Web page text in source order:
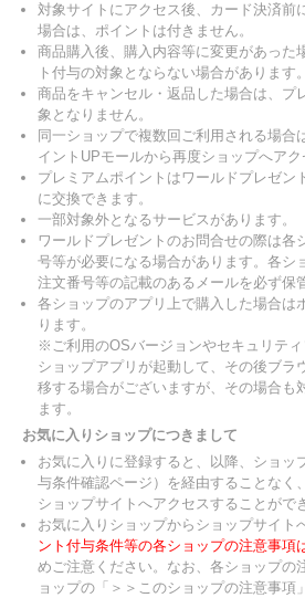
対象サイトにアクセス後、カード決済前
場合は、ポイントは付きません。
商品購入後、購入内容等に変更があった
ト付与の対象とならない場合があります。
商品をキャンセル・返品した場合は、プ
象となりません。
同一ショップで複数回ご利用される場合
イントUPモールから再度ショップへアク
プレミアムポイントはワールドプレゼン
に交換できます。
一部対象外となるサービスがあります。
ワールドプレゼントのお問合せの際は各
号等が必要になる場合があります。各シ
注文番号等の記載のあるメールを必ず保
各ショップのアプリ上で購入した場合は
ります。
※ご利用のOSバージョンやセキュリテ
ショップアプリが起動して、その後ブラ
移する場合がございますが、その場合も
ます。
お気に入りショップにつきまして
お気に入りに登録すると、以降、ショッ
与条件確認ページ）を経由することなく
ショップサイトへアクセスすることがで
お気に入りショップからショップサイト
ント付与条件等の各ショップの注意事項
めご注意ください。なお、各ショップの
ョップの「＞＞このショップの注意事項